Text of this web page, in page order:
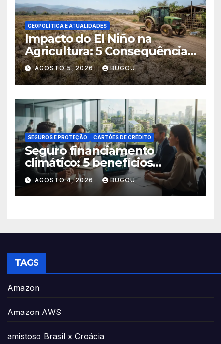
GEOPOLÍTICA E ATUALIDADES
Impacto do El Niño na
Agricultura: 5 Consequências
Críticas
AGOSTO 5, 2026 BUGOU
SEGUROS E PROTEÇÃO CARTÕES DE CRÉDITO
Seguro financiamento
climático: 5 benefícios
essenciais
AGOSTO 4, 2026 BUGOU
TAGS
Amazon
Amazon AWS
amistoso Brasil x Croácia